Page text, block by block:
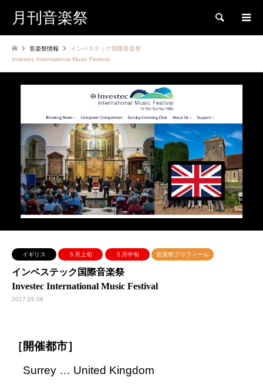
月刊音楽祭 検索
音楽祭情報
インベステック国際音楽祭
Investec International Music Festival
イギリス ５月上旬 ５月中旬 音楽祭プロフィール
インベステック国際音楽祭
Investec International Music Festival
2017.05.06
［開催都市］
Surrey … United Kingdom